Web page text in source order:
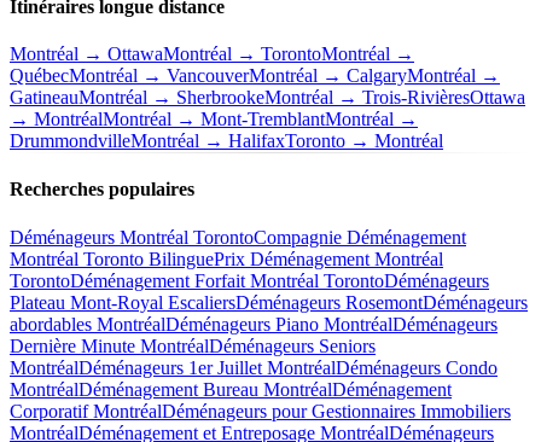
Itinéraires longue distance
Montréal → OttawaMontréal → TorontoMontréal →
QuébecMontréal → VancouverMontréal → CalgaryMontréal →
GatineauMontréal → SherbrookeMontréal → Trois-RivièresOttawa
→ MontréalMontréal → Mont-TremblantMontréal →
DrummondvilleMontréal → HalifaxToronto → Montréal
Recherches populaires
Déménageurs Montréal TorontoCompagnie Déménagement
Montréal Toronto BilinguePrix Déménagement Montréal
TorontoDéménagement Forfait Montréal TorontoDéménageurs
Plateau Mont-Royal EscaliersDéménageurs RosemontDéménageurs
abordables MontréalDéménageurs Piano MontréalDéménageurs
Dernière Minute MontréalDéménageurs Seniors
MontréalDéménageurs 1er Juillet MontréalDéménageurs Condo
MontréalDéménagement Bureau MontréalDéménagement
Corporatif MontréalDéménageurs pour Gestionnaires Immobiliers
MontréalDéménagement et Entreposage MontréalDéménageurs